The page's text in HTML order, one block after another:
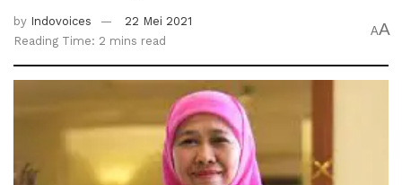
by Indovoices
22 Mei 2021
Reading Time: 2 mins read
AA